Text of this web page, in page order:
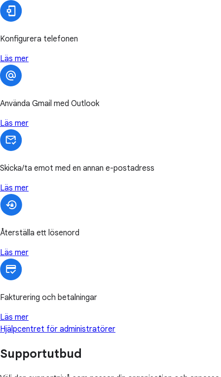
Konfigurera telefonen
Läs mer
Använda Gmail med Outlook
Läs mer
Skicka/ta emot med en annan e-postadress
Läs mer
Återställa ett lösenord
Läs mer
Fakturering och betalningar
Läs mer
Hjälpcentret för administratörer
Supportutbud